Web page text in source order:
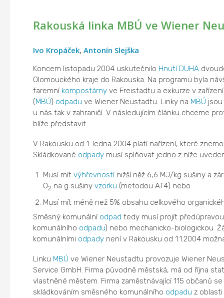
Rakouská linka MBÚ ve Wiener
Ivo Kropáček, Antonín Slejška
Koncem listopadu 2004 uskutečnilo Hnutí DUHA
Olomouckého kraje do Rakouska. Na programu byla
faremní kompostárnyve Freistadtu a exkurze v
(MBÚ) odpadu ve Wiener Neustadtu. Linky na MBÚ
u nás tak v zahraničí. V následujícím článku chceme
blíže představit.
V Rakousku od 1. ledna 2004 platí nařízení, které
Skládkované odpadymusí splňovat jedno z níže
Musí mít výhřevnostínižší něž 6,6 MJ/kg sušiny a
O2 na g sušiny vzorku (metodou AT4) nebo
Musí mít méně než 5% obsahu celkového
Směsný komunální odpad tedy musí projít
komunálního odpadu) nebo mechanicko-biologickou.
komunálními odpadynení v Rakousku od 1.1.2004
Linku MBÚ ve Wiener Neustadtu provozuje Wiener
Service GmbH. Firma původně městská, má od října
vlastněné městem. Firma zaměstnávající 115 občanů
skládkováním směsného komunálního odpadu z